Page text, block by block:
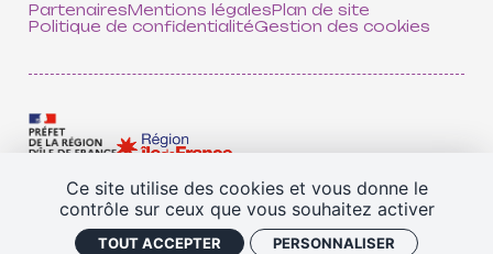
Ce site utilise des cookies et vous donne le
contrôle sur ceux que vous souhaitez activer
TOUT ACCEPTER PERSONNALISER
PartenairesMentions légalesPlan de site
Politique de confidentialitéGestion des cookies
TOUS NOS PARTENAIRES